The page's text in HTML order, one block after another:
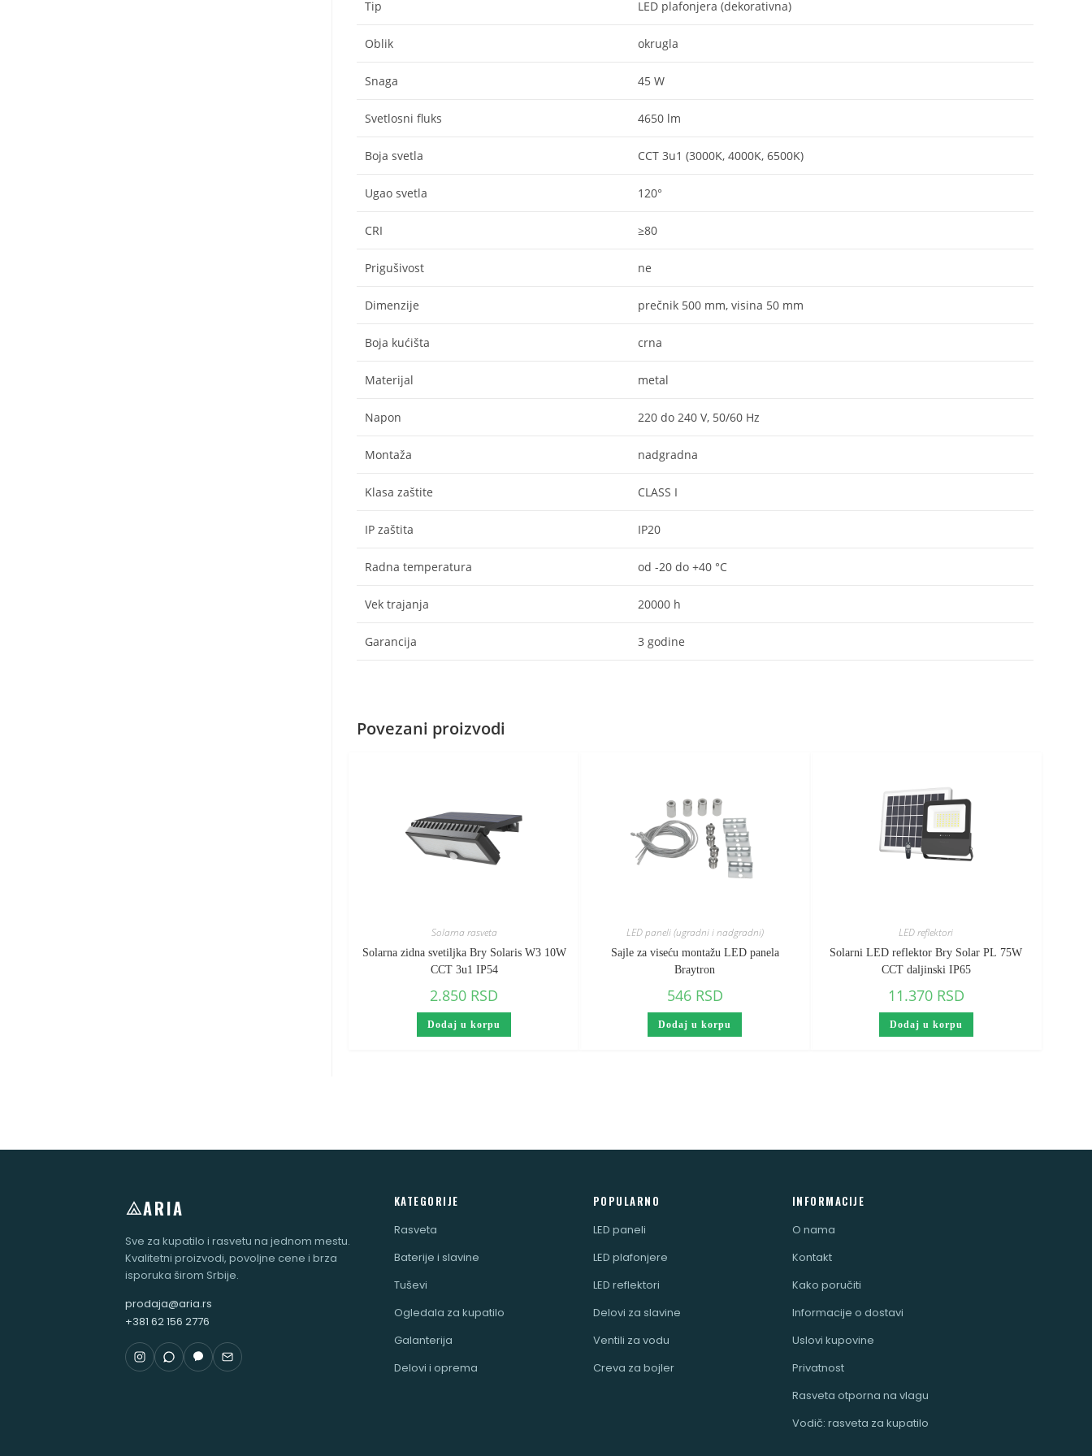
Tip LED plafonjera (dekorativna)
Oblik okrugla
Snaga 45 W
Svetlosni fluks 4650 lm
Boja svetla CCT 3u1 (3000K, 4000K, 6500K)
Ugao svetla 120°
CRI ≥80
Prigušivost ne
Dimenzije prečnik 500 mm, visina 50 mm
Boja kućišta crna
Materijal metal
Napon 220 do 240 V, 50/60 Hz
Montaža nadgradna
Klasa zaštite CLASS I
IP zaštita IP20
Radna temperatura od -20 do +40 °C
Vek trajanja 20000 h
Garancija 3 godine
Povezani proizvodi
Solarna rasveta
Solarna zidna svetiljka Bry Solaris W3 10W
CCT 3u1 IP54
2.850 RSD
Dodaj u korpu
LED paneli (ugradni i nadgradni)
Sajle za viseću montažu LED panela
Braytron
546 RSD
Dodaj u korpu
LED reflektori
Solarni LED reflektor Bry Solar PL 75W
CCT daljinski IP65
11.370 RSD
Dodaj u korpu
ARIA
Sve za kupatilo i rasvetu na jednom mestu.
Kvalitetni proizvodi, povoljne cene i brza
isporuka širom Srbije.
prodaja@aria.rs
+381 62 156 2776
KATEGORIJE
Rasveta
Baterije i slavine
Tuševi
Ogledala za kupatilo
Galanterija
Delovi i oprema
POPULARNO
LED paneli
LED plafonjere
LED reflektori
Delovi za slavine
Ventili za vodu
Creva za bojler
INFORMACIJE
O nama
Kontakt
Kako poručiti
Informacije o dostavi
Uslovi kupovine
Privatnost
Rasveta otporna na vlagu
Vodič: rasveta za kupatilo